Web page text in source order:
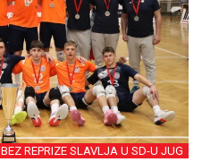
BEZ REPRIZE SLAVLJA U SD-U JUG